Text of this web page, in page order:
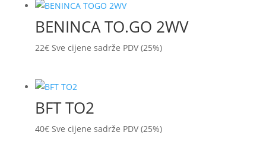
BENINCA TO.GO 2WV
22€ Sve cijene sadrže PDV (25%)
BFT TO2
40€ Sve cijene sadrže PDV (25%)